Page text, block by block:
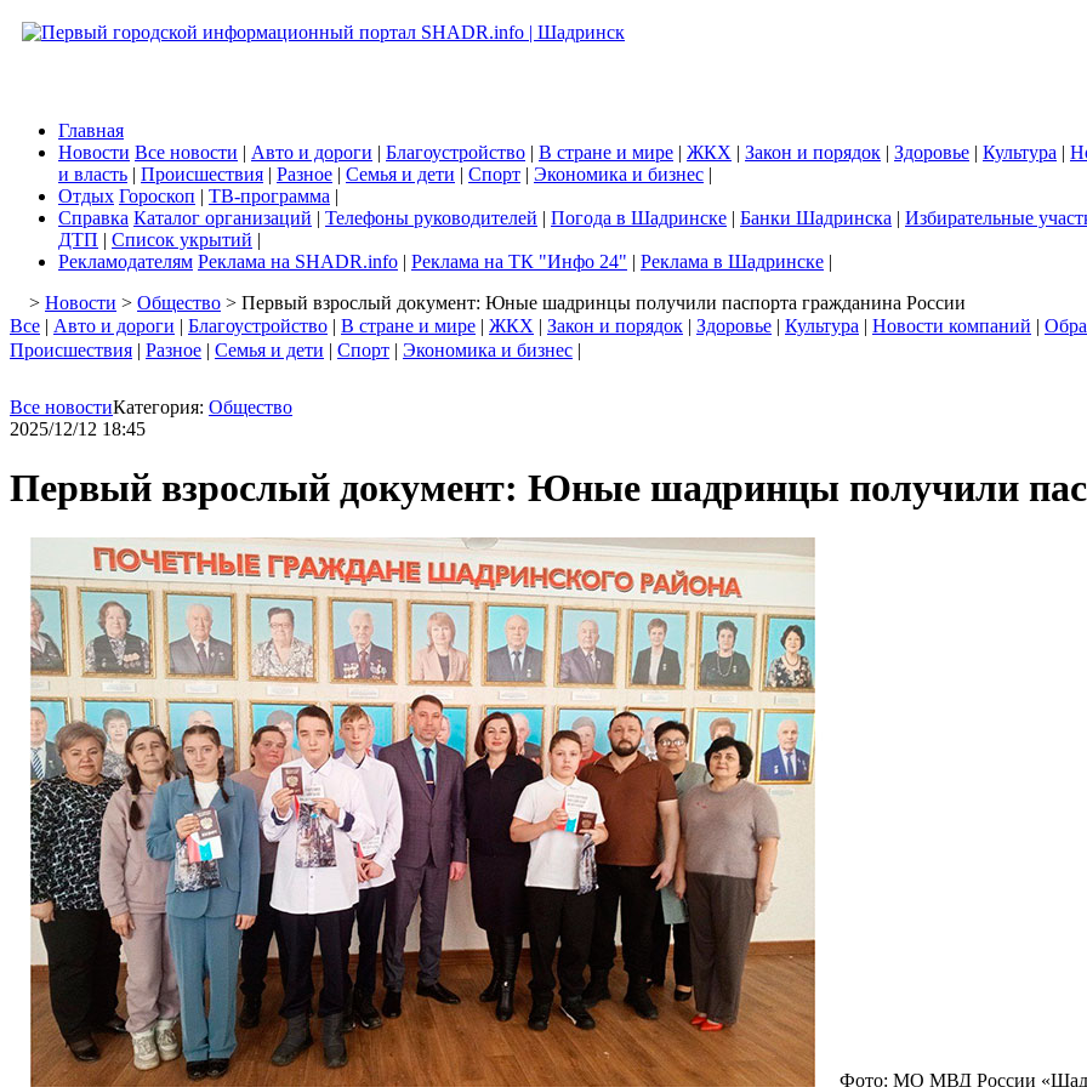
Главная
Новости Все новости | Авто и дороги | Благоустройство | В стране и мире | ЖКХ | Закон и порядок | Здоровье | Культура |
и власть | Происшествия | Разное | Семья и дети | Спорт | Экономика и бизнес |
Отдых Гороскоп | ТВ-программа |
Справка Каталог организаций | Телефоны руководителей | Погода в Шадринске | Банки Шадринска | Избирательные
ДТП | Список укрытий |
Рекламодателям Реклама на SHADR.info | Реклама на ТК "Инфо 24" | Реклама в Шадринске |
> Новости > Общество > Первый взрослый документ: Юные шадринцы получили паспорта гражданина России
Все | Авто и дороги | Благоустройство | В стране и мире | ЖКХ | Закон и порядок | Здоровье | Культура | Новости компаний |
Происшествия | Разное | Семья и дети | Спорт | Экономика и бизнес |
Все новостиКатегория: Общество
2025/12/12 18:45
Первый взрослый документ: Юные шадринцы получили
Фото: МО МВД России